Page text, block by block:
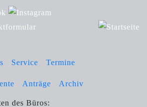
Service Termine
Anträge Archiv
des Büros: